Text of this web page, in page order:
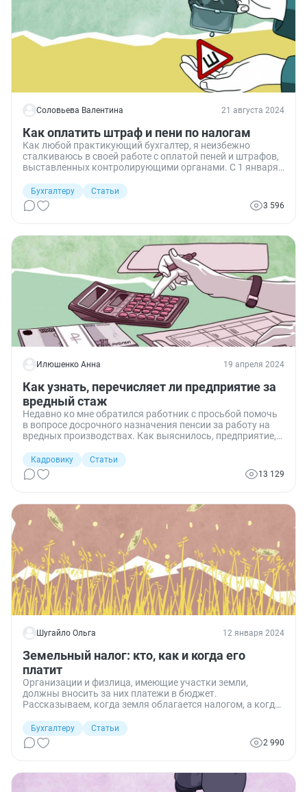
Соловьева Валентина 21 августа 2024
Как оплатить штраф и пени по налогам
Как любой практикующий бухгалтер, я неизбежно
сталкиваюсь в своей работе с оплатой пеней и штрафов,
выставленных контролирующими органами. С 1 января
существенно поменялся порядок оплаты этих санкций.
Теперь не требуется указывать разные КБК и упростился
порядок заполнения полей платежного поручения.
Бухгалтеру
Статьи
3 596
Илюшенко Анна 19 апреля 2024
Как узнать, перечисляет ли предприятие за
вредный стаж
Недавно ко мне обратился работник с просьбой помочь
в вопросе досрочного назначения пенсии за работу на
вредных производствах. Как выяснилось, предприятие,
горячем цехе, много лет не платило допвзносы за
вредность. Теперь фонд отказывает в досрочном
пенсионном обеспечении. Разбираемся, как не
Кадровику
Статьи
13 129
Шугайло Ольга 12 января 2024
Земельный налог: кто, как и когда его
платит
Организации и физлица, имеющие участки земли,
должны вносить за них платежи в бюджет.
Рассказываем, когда земля облагается налогом, а когда
перечислять его в бюджет.
Бухгалтеру
Статьи
2 990